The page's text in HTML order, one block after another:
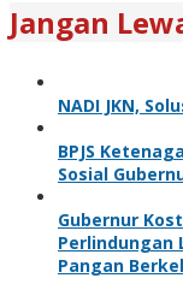
Jangan
NADI JKN,
BPJS
Sosial
Gubernur
Perlindungan
Pangan